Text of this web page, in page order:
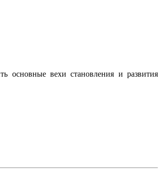
основные вехи становления и развития